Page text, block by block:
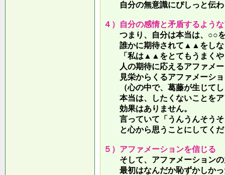
自分の無意識にぴしっと伝わ
４）自分の感情と矛盾するよう
つまり、自分は本当は、○○を
誰かに期待されて▲▲をしな
「私は▲▲をとてもうまくや
人の期待に応えるアファメ
見栄からくるアファメーショ
（心の中で、葛藤が生じてし
本当は、したくないことをア
効果はありません。
言っていて 「うんうんそう
と心から思うことにしてくだ
５）アファメーションを信じる
そして、アファメーションの
最初はなんだか恥ずかしかっ